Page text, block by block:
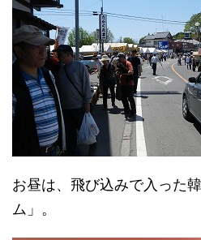
お昼は、飛び込みで入った
ム」。